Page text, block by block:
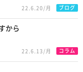
22.6.20/月 ブログ
から
22.6.13/月 コラム